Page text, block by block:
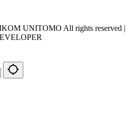
UNITOMO All rights reserved |